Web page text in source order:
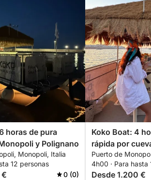
horas de pura
y Polignano
Monopoli, Italia
12 personas
€ 0 (0)
Koko Boat: 4
rápida por
Puerto de
4h00 · Para hasta
Desde 1.200 €